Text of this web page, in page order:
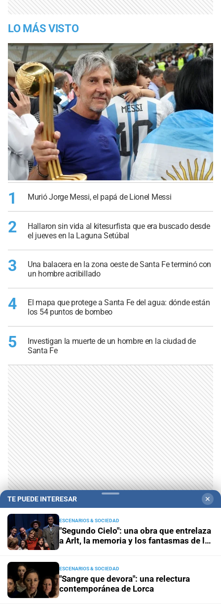
LO MÁS VISTO
1 Murió Jorge Messi, el papá de Lionel Messi
2
Hallaron sin vida al kitesurfista que era buscado desde
el jueves en la Laguna Setúbal
3
Una balacera en la zona oeste de Santa Fe terminó con
un hombre acribillado
4
El mapa que protege a Santa Fe del agua: dónde están
los 54 puntos de bombeo
5
Investigan la muerte de un hombre en la ciudad de
Santa Fe
TE PUEDE INTERESAR ✕
ESCENARIOS & SOCIEDAD
"Segundo Cielo": una obra que entrelaza
a Arlt, la memoria y los fantasmas de la
ESCENARIOS & SOCIEDAD
"Sangre que devora": una relectura
contemporánea de Lorca